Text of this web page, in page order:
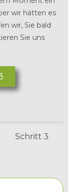
wir hätten es
wir, Sie bald
Sie uns
Schritt 3